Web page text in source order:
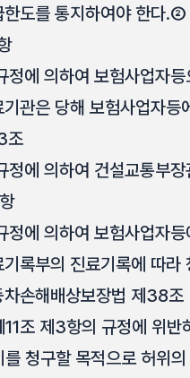
한도를 통지하여야 한다.②
정에 의하여 보험사업자
관은 당해 보험사업자등
조
정에 의하여 건설교통부
정에 의하여 보험사업자
기록부의 진료기록에 따라
차손해배상보장법 제38조
11조 제3항의 규정에 위
를 청구할 목적으로 허위